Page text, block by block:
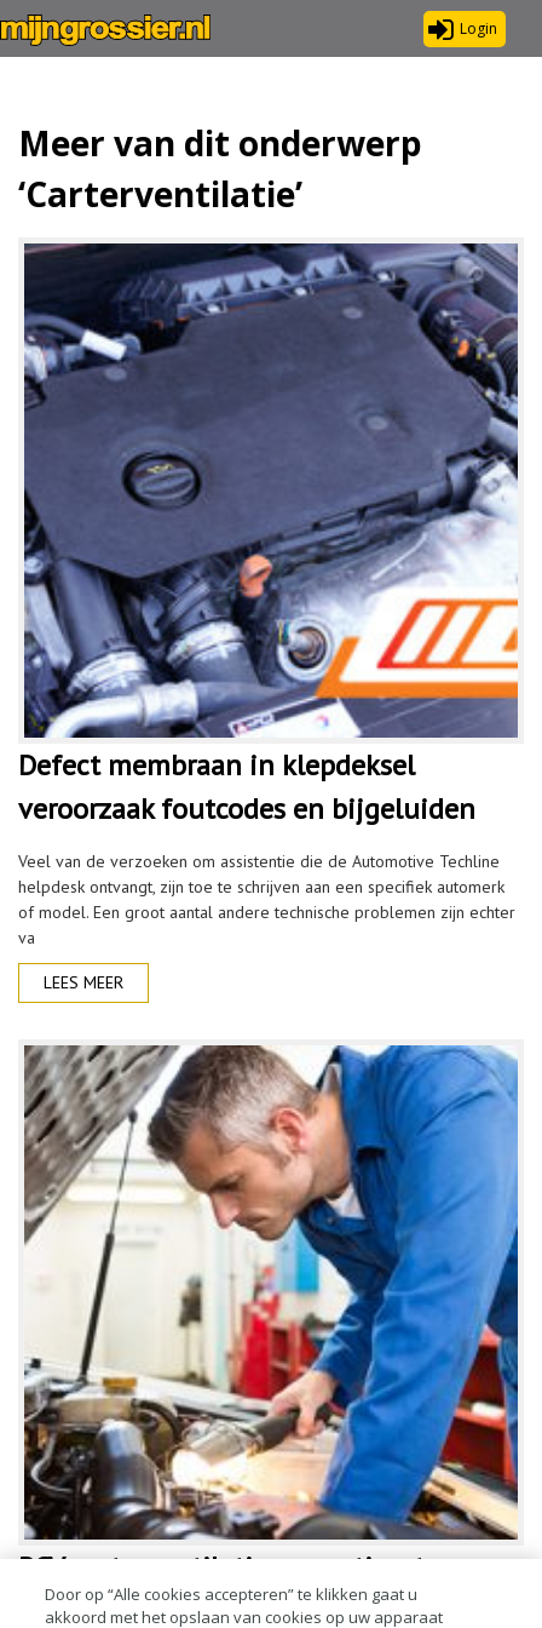
Login
Meer van dit onderwerp
‘Carterventilatie’
Defect membraan in klepdeksel
veroorzaak foutcodes en bijgeluiden
Veel van de verzoeken om assistentie die de Automotive Techline
helpdesk ontvangt, zijn toe te schrijven aan een specifiek automerk
of model. Een groot aantal andere technische problemen zijn echter
va
LEES MEER
PCV carterventilatie reparatiesets
Vermogensverlies, onregelmatig stationair lopen en bijgeluiden. In
Door op “Alle cookies accepteren” te klikken gaat u
akkoord met het opslaan van cookies op uw apparaat